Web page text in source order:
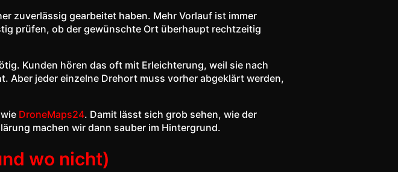
zuverlässig gearbeitet haben. Mehr Vorlauf ist immer
prüfen, ob der gewünschte Ort überhaupt rechtzeitig
Kunden hören das oft mit Erleichterung, weil sie nach
Aber jeder einzelne Drehort muss vorher abgeklärt werden,
DroneMaps24. Damit lässt sich grob sehen, wie der
machen wir dann sauber im Hintergrund.
wo nicht)